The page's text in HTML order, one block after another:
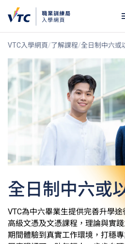
VTC入學網頁 了解課程 全日制中六或
全日制中六或
VTC為中六畢業生提供完善升學
高級文憑及文憑課程，理論與實
期間體驗到真實工作環境，打穩